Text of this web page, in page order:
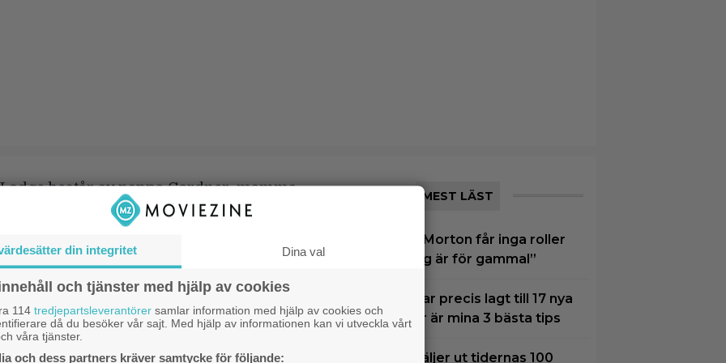
består av pappa Gardner, mamma
lille son Nicky samt mammas
Maggie. De lever tillsammans i det
Suburbicon, ett idylliskt
i femtiotalets Amerika dit alla
är välkomna. Allting ändras dock
afroamerikansk familj flyttar in i
MEST LÄST
Samantha Morton får inga roller
längre: ”Jag är för gammal”
SVT Play har precis lagt till 17 nya
filmer – här är mina 3 bästa tips
Experter väljer ut tidernas 100
din integritet Dina val
och tjänster med hjälp av cookies
114 tredjepartsleverantörer samlar information med hjälp av cookies och
då du besöker vår sajt. Med hjälp av informationen kan vi utveckla vårt
våra tjänster.
och dess partners kräver samtycke för följande: